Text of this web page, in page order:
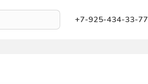
+7-925-434-33-77